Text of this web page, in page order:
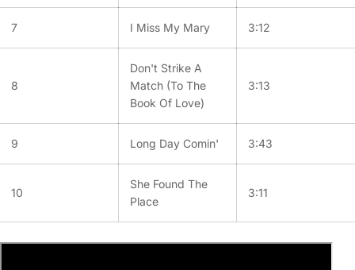
7 I Miss My Mary 3:12
8
Don't Strike A
Match (To The
Book Of Love)
3:13
9 Long Day Comin' 3:43
10
She Found The
Place
3:11